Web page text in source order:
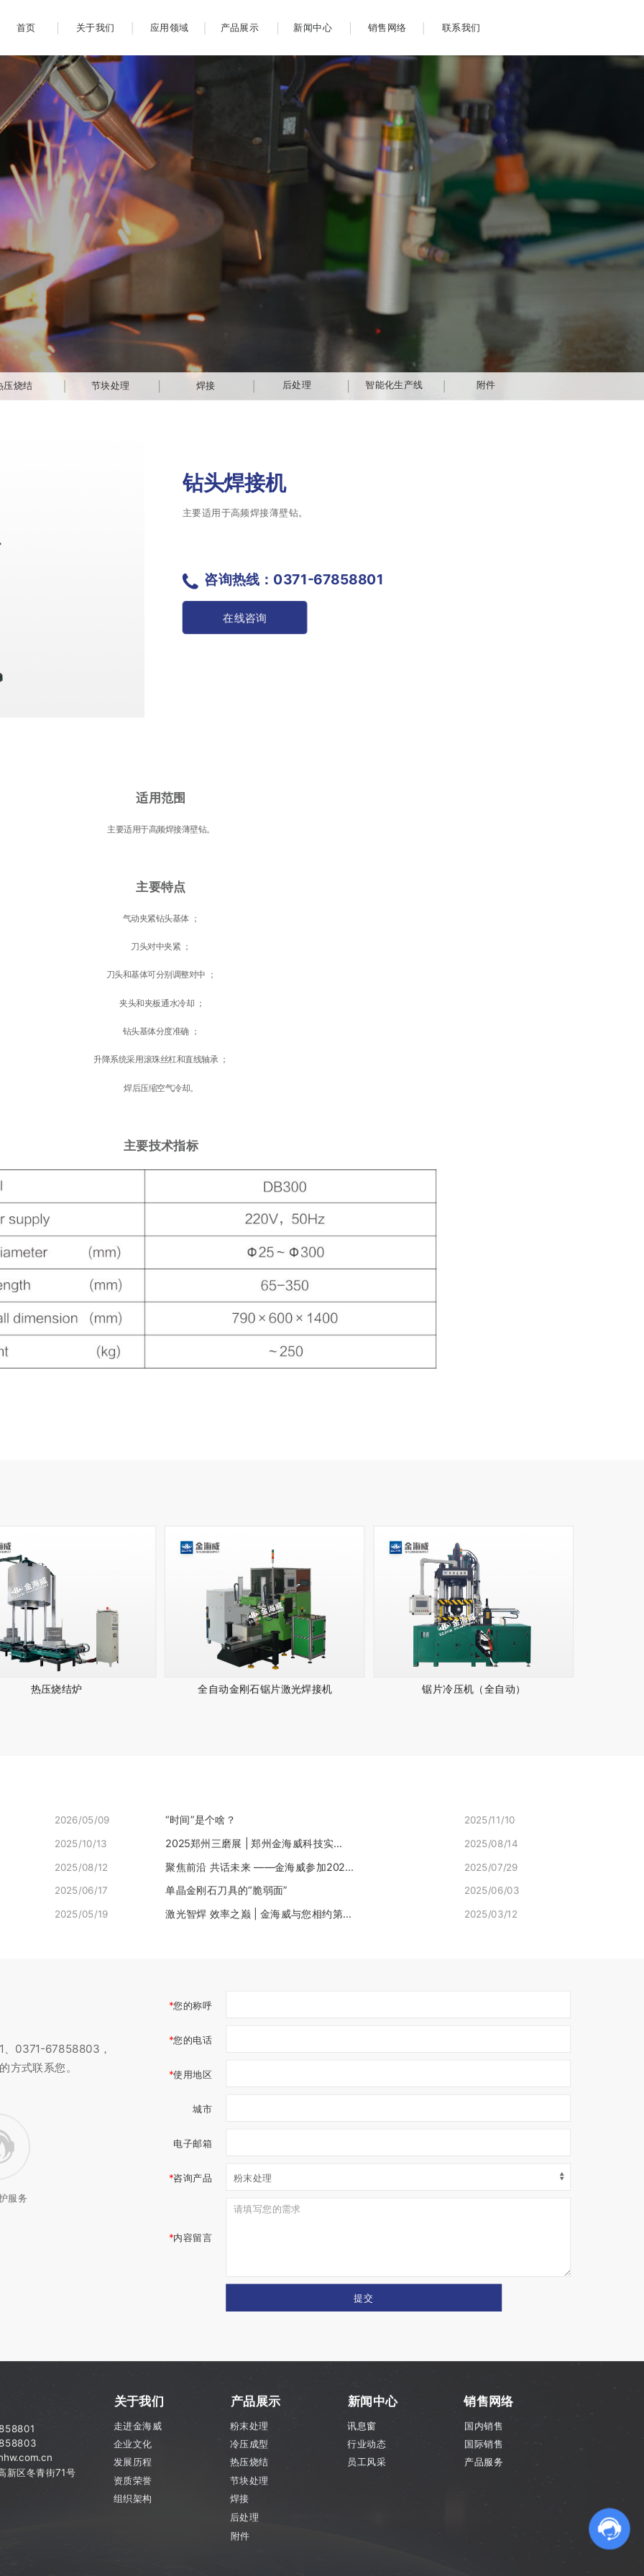
联系我们
销售网络
应用领域 新闻中心
关于我们
首页 产品展示
压烧结 节块处理 焊接 后处理 附件
智能化生产线
钻头焊接机
主要适用于高频焊接薄壁钻。
在线咨询
咨询热线：0371-67858801
适用范围
主要适用于高频焊接薄壁钻。
主要特点
气动夹紧钻头基体 ；
刀头对中夹紧 ；
刀头和基体可分别调整对中 ；
夹头和夹板通水冷却 ；
钻头基体分度准确 ；
升降系统采用滚珠丝杠和直线轴承 ；
焊后压缩空气冷却。
主要技术指标
热压烧结炉 全自动金刚石锯片激光焊接机 锯片冷压机（全自动）
2026/05/09 “时间”是个啥？ 2025/11/10
2025/10/13 2025郑州三磨展 | 郑州金海威科技实... 2025/08/14
2025/08/12 聚焦前沿 共话未来 ——金海威参加202... 2025/07/29
2025/06/17 单晶金刚石刀具的“脆弱面”
2025/06/03
2025/05/19
激光智焊 效率之巅 | 金海威与您相约第... 2025/03/12
您的称呼
您的电话
使用地区
城市
电子邮箱
咨询产品
内容留言
提交
、0371-67858803，
方式联系您。
服务
关于我们
走进金海威
企业文化
发展历程
资质荣誉
组织架构
产品展示
粉末处理
冷压成型
热压烧结
节块处理
焊接
后处理
附件
新闻中心
讯息窗
行业动态
员工风采
销售网络
国内销售
国际销售
产品服务
新区冬青街71号